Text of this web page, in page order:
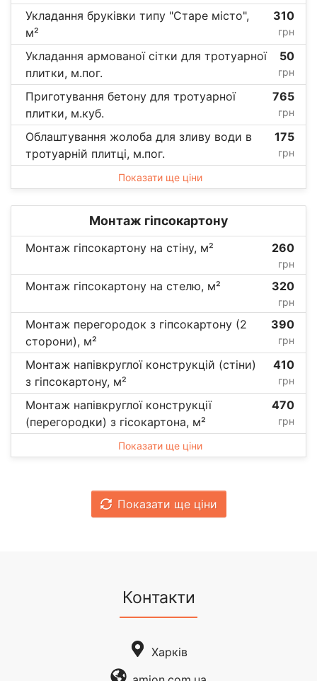
Укладання бруківки типу "Старе місто",
м²
310
грн
Укладання армованої сітки для тротуарної
плитки, м.пог.
50
грн
Приготування бетону для тротуарної
плитки, м.куб.
765
грн
Облаштування жолоба для зливу води в
тротуарній плитці, м.пог.
175
грн
Показати ще ціни
Монтаж гіпсокартону
Монтаж гіпсокартону на стіну, м² 260
грн
Монтаж гіпсокартону на стелю, м² 320
грн
Монтаж перегородок з гіпсокартону (2
сторони), м²
390
грн
Монтаж напівкруглої конструкцій (стіни)
з гіпсокартону, м²
410
грн
Монтаж напівкруглої конструкції
(перегородки) з гісокартона, м²
470
грн
Показати ще ціни
Показати ще ціни
Контакти
Харків